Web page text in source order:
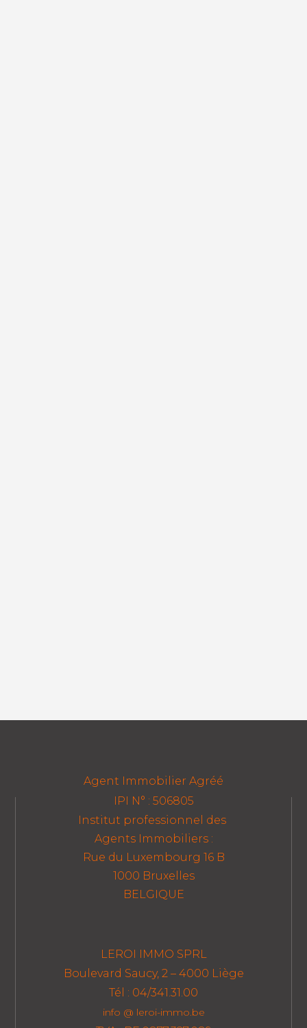
Agent Immobilier Agréé
IPI N° : 506805
Institut professionnel des
Agents Immobiliers :
Rue du Luxembourg 16 B
1000 Bruxelles
BELGIQUE
LEROI IMMO SPRL
Boulevard Saucy, 2 – 4000 Liège
Tél : 04/341.31.00
info @ leroi-immo.be